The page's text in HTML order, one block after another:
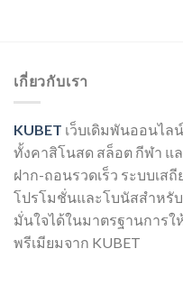
เกี่ยวกับเรา
KUBET เว็บเดิมพันออนไล
ทั้งคาสิโนสด สล็อต กีฬา แ
ฝาก-ถอนรวดเร็ว ระบบเส
โปรโมชั่นและโบนัสสำหรั
มั่นใจได้ในมาตรฐานการ
พรีเมียมจาก KUBET